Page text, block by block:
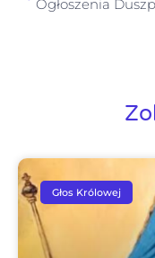
Głos Królowej